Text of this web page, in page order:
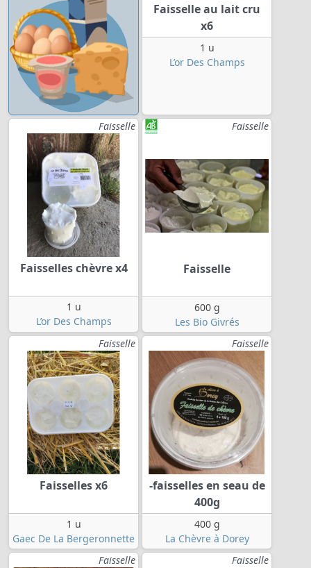
Faisselle au lait cru
x6
1 u
L’or Des Champs
Faisselle
Faisselles chèvre x4
1 u
L’or Des Champs
Faisselle
Faisselle
600 g
Les Bio Givrés
Faisselle
Faisselles x6
1 u
Gaec De La Bergeronnette
Faisselle
-faisselles en seau de
400g
400 g
La Chèvre à Dorey
Faisselle
Faisselle